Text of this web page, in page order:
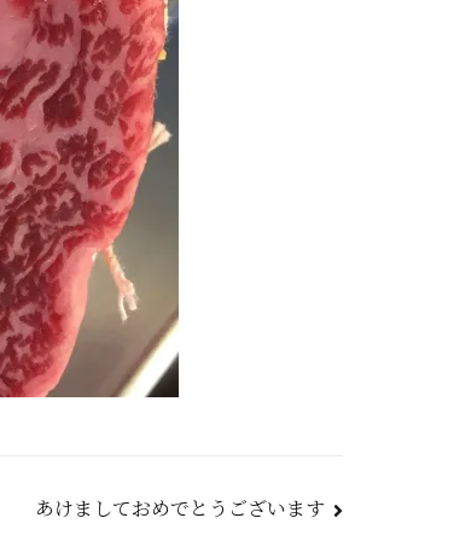
あけましておめでとうございます